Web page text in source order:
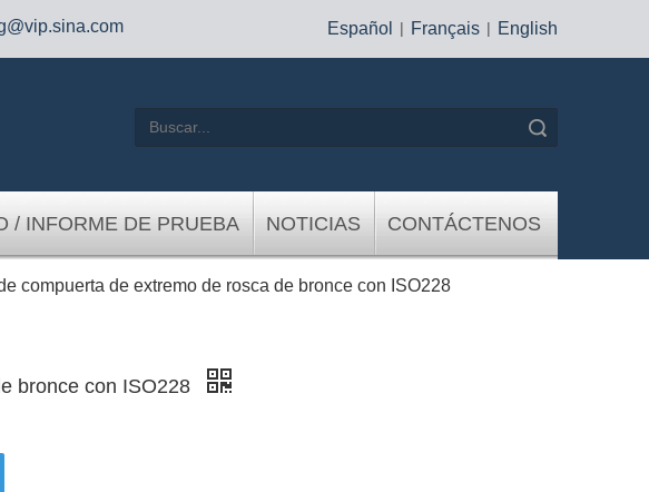
Español | Français | English
/ INFORME DE PRUEBA NOTICIAS CONTÁCTENOS
compuerta de extremo de rosca de bronce con ISO228
bronce con ISO228